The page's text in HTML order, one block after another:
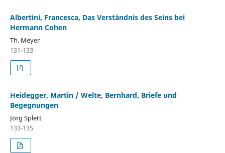
Albertini, Francesca, Das Verständnis des Seins bei
Hermann Cohen
Th. Meyer
131-133
Heidegger, Martin / Welte, Bernhard, Briefe und
Begegnungen
Jörg Splett
133-135